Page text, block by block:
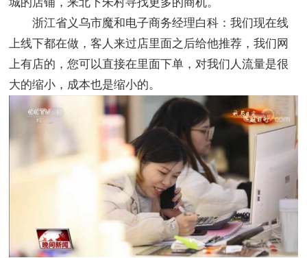
浙江省义乌市魔和电子商务经理白科：我们现在线
上线下都在做，客人来过店里面之后给他推荐，我们网
上有店的，您可以直接在里面下单，对我们人流量是很
大的缩小，成本也是缩小的。